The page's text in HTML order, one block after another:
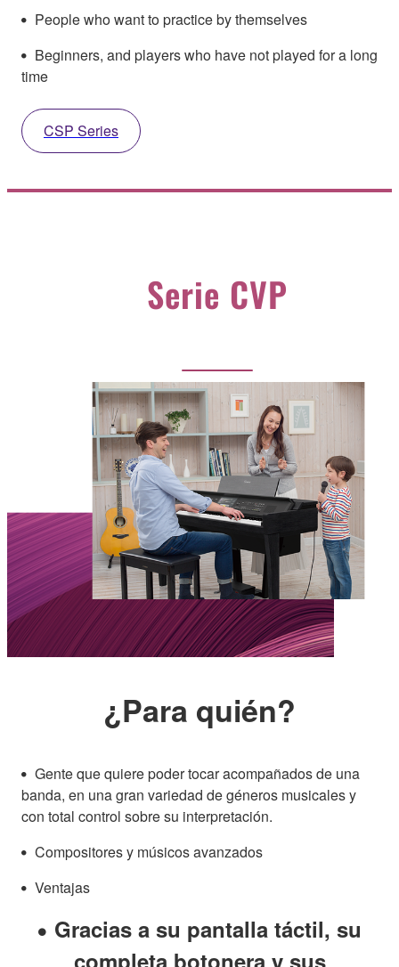
People who want to practice by themselves
Beginners, and players who have not played for a long
time
CSP Series
Serie CVP
¿Para quién?
Gente que quiere poder tocar acompañados de una
banda, en una gran variedad de géneros musicales y
con total control sobre su interpretación.
Compositores y músicos avanzados
Ventajas
Gracias a su pantalla táctil, su
completa botonera y sus